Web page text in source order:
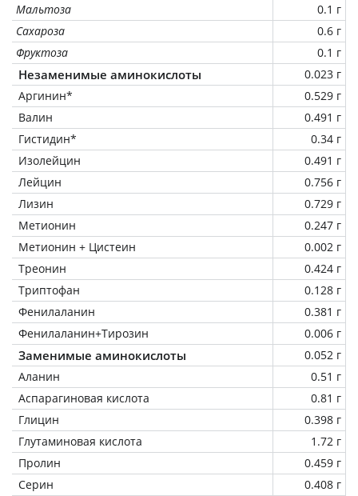
Мальтоза
0.1 г
Сахароза
0.6 г
Фруктоза
0.1 г
Незаменимые аминокислоты
0.023 г
Аргинин*
0.529 г
Валин
0.491 г
Гистидин*
0.34 г
Изолейцин
0.491 г
Лейцин
0.756 г
Лизин
0.729 г
Метионин
0.247 г
Метионин + Цистеин
0.002 г
Треонин
0.424 г
Триптофан
0.128 г
Фенилаланин
0.381 г
Фенилаланин+Тирозин
0.006 г
Заменимые аминокислоты
0.052 г
Аланин
0.51 г
Аспарагиновая кислота
0.81 г
Глицин
0.398 г
Глутаминовая кислота
1.72 г
Пролин
0.459 г
Серин
0.408 г